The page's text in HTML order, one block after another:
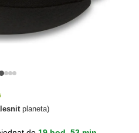
planeta)